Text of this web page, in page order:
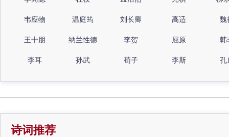
韦应物 温庭筠 刘长卿 高适 魏
王十朋 纳兰性德 李贺 屈原 韩
李耳 孙武 荀子 李斯 孔
诗词推荐